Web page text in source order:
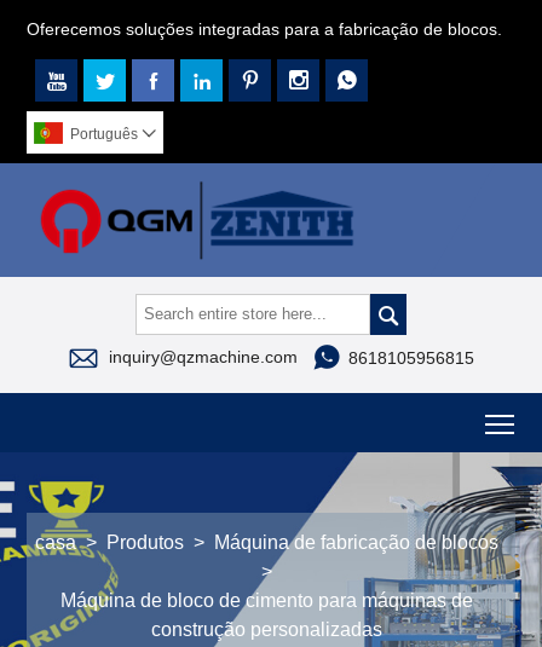
Oferecemos soluções integradas para a fabricação de blocos.
      
Português 

 inquiry@qzmachine.com  8618105956815
casa > Produtos >
Máquina de fabricação de blocos
>
Máquina de bloco de cimento para máquinas de
construção personalizadas